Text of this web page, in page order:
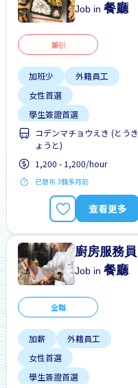
Job in餐廳
兼职
加班少
外籍員工
女性首選
學生簽證首選
工作時間短
提供膳食
支付交通費
每週2-3天
コデンマチョウえき (とうき
ょうと)
1,200 - 1,200/hour
已發布 3個多月前
查看更多
廚房服務員
Job in餐廳
全職
加薪
外籍員工
女性首選
學生簽證首選